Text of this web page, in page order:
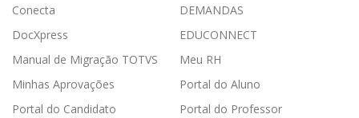
Conecta
DEMANDAS
DocXpress
EDUCONNECT
Manual de Migração TOTVS
Meu RH
Minhas Aprovações
Portal do Aluno
Portal do Candidato
Portal do Professor